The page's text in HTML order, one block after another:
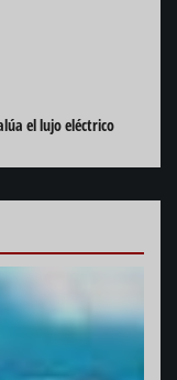
el lujo eléctrico